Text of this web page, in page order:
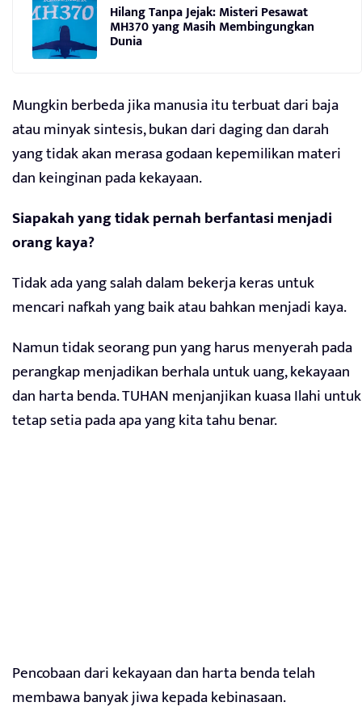
Hilang Tanpa Jejak: Misteri Pesawat
MH370 yang Masih Membingungkan
Dunia
Mungkin berbeda jika manusia itu terbuat dari baja
atau minyak sintesis, bukan dari daging dan darah
yang tidak akan merasa godaan kepemilikan materi
dan keinginan pada kekayaan.
Siapakah yang tidak pernah berfantasi menjadi
orang kaya?
Tidak ada yang salah dalam bekerja keras untuk
mencari nafkah yang baik atau bahkan menjadi kaya.
Namun tidak seorang pun yang harus menyerah pada
perangkap menjadikan berhala untuk uang, kekayaan
dan harta benda. TUHAN menjanjikan kuasa Ilahi untuk
tetap setia pada apa yang kita tahu benar.
Pencobaan dari kekayaan dan harta benda telah
membawa banyak jiwa kepada kebinasaan.